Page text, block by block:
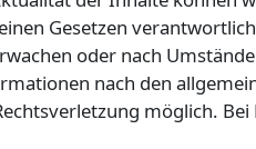
Gesetzen
oder nach
nach den
möglich.